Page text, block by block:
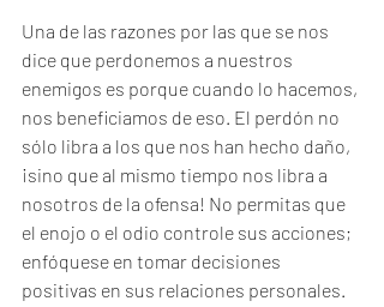
Una de las razones por las que se nos
dice que perdonemos a nuestros
enemigos es porque cuando lo hacemos,
nos beneficiamos de eso. El perdón no
sólo libra a los que nos han hecho daño,
¡sino que al mismo tiempo nos libra a
nosotros de la ofensa! No permitas que
el enojo o el odio controle sus acciones;
enfóquese en tomar decisiones
positivas en sus relaciones personales.